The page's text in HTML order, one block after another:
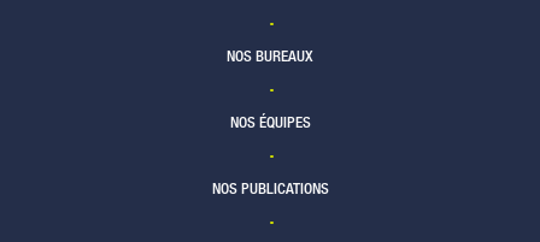
NOS BUREAUX
NOS ÉQUIPES
NOS PUBLICATIONS